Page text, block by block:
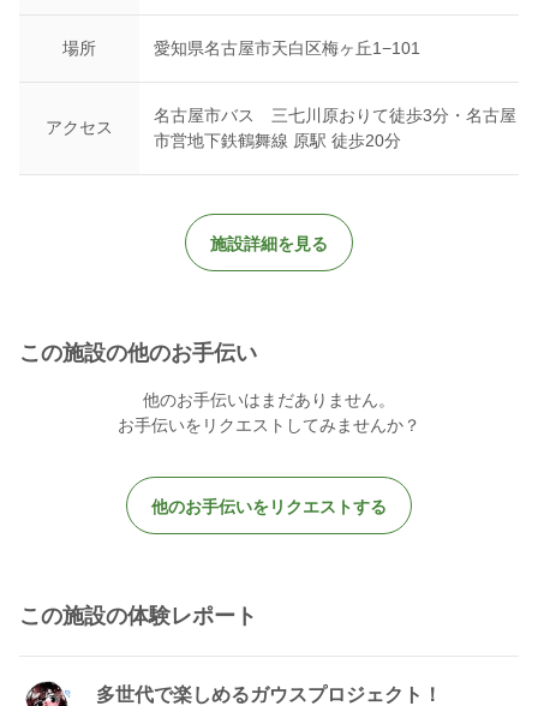
場所 愛知県名古屋市天白区梅ヶ丘1−101
アクセス
名古屋市バス 三七川原おりて徒歩3分・名古屋
市営地下鉄鶴舞線 原駅 徒歩20分
施設詳細を見る
この施設の他のお手伝い
他のお手伝いはまだありません。
お手伝いをリクエストしてみませんか？
他のお手伝いをリクエストする
この施設の体験レポート
多世代で楽しめるガウスプロジェクト！